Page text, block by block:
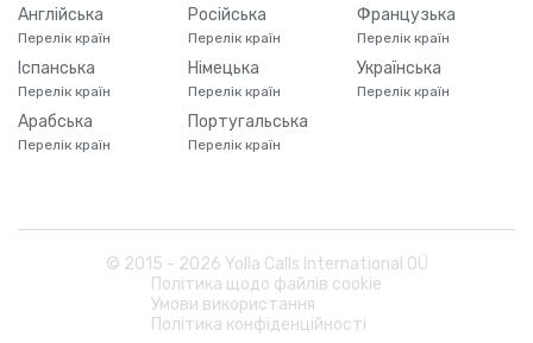
Англійська
Перелік країн
Російська
Перелік країн
Французька
Перелік країн
Іспанська
Перелік країн
Німецька
Перелік країн
Українська
Перелік країн
Арабська
Перелік країн
Португальська
Перелік країн
© 2015 - 2026 Yolla Calls International OÜ
Політика щодо файлів cookie
Умови використання
Політика конфіденційності